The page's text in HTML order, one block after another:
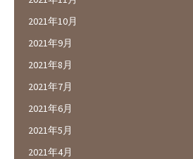
2021年10月
2021年9月
2021年8月
2021年7月
2021年6月
2021年5月
2021年4月